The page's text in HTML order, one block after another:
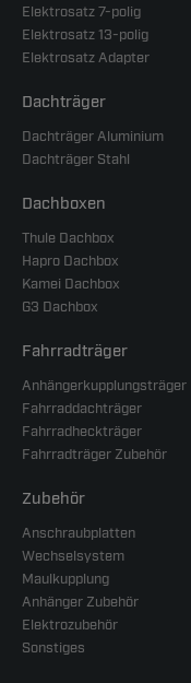
Elektrosatz 7-polig
Elektrosatz 13-polig
Elektrosatz Adapter
Dachträger
Dachträger Aluminium
Dachträger Stahl
Dachboxen
Thule Dachbox
Hapro Dachbox
Kamei Dachbox
G3 Dachbox
Fahrradträger
Anhängerkupplungsträger
Fahrraddachträger
Fahrradheckträger
Fahrradträger Zubehör
Zubehör
Anschraubplatten
Wechselsystem
Maulkupplung
Anhänger Zubehör
Elektrozubehör
Sonstiges